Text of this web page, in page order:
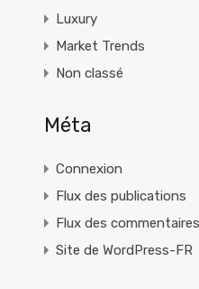
Luxury
Market Trends
Non classé
Méta
Connexion
Flux des publications
Flux des commentaires
Site de WordPress-FR